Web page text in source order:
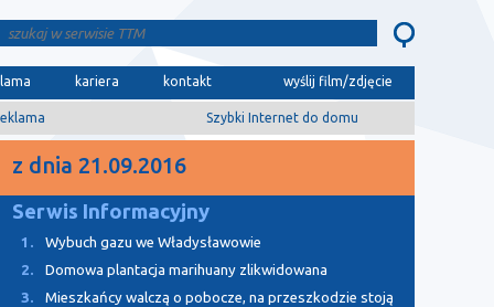
kariera kontakt wyślij film/zdjęcie
Szybki Internet do domu
z dnia 21.09.2016
Serwis Informacyjny
1.
Wybuch gazu we Władysławowie
2.
Domowa plantacja marihuany zlikwidowana
3.
Mieszkańcy walczą o pobocze, na przeszkodzie stoją